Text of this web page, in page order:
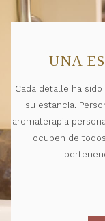
UNA
Cada detalle ha
su estancia.
aromaterapia
ocupen de